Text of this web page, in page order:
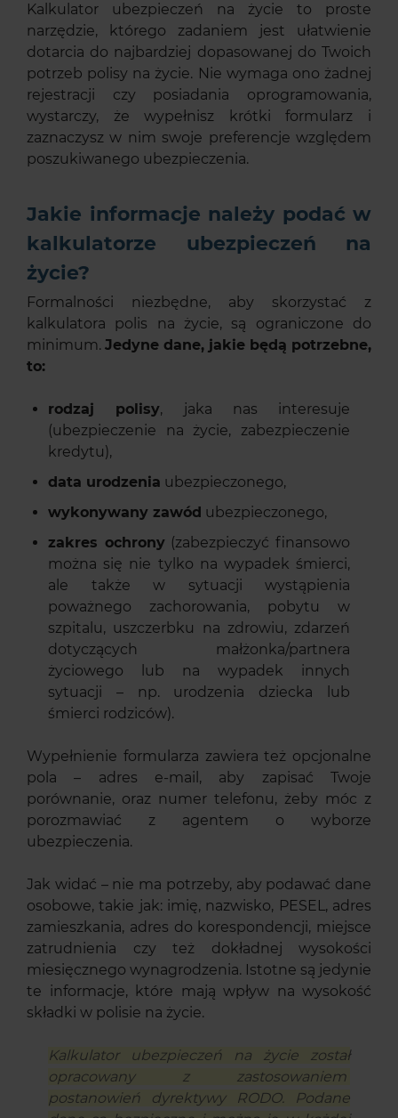
Kalkulator ubezpieczeń na życie to proste
narzędzie, którego zadaniem jest ułatwienie
dotarcia do najbardziej dopasowanej do Twoich
potrzeb polisy na życie. Nie wymaga ono żadnej
rejestracji czy posiadania oprogramowania,
wystarczy, że wypełnisz krótki formularz i
zaznaczysz w nim swoje preferencje względem
poszukiwanego ubezpieczenia.
Jakie informacje należy podać w
kalkulatorze ubezpieczeń na
życie?
Formalności niezbędne, aby skorzystać z
kalkulatora polis na życie, są ograniczone do
minimum. Jedyne dane, jakie będą potrzebne,
to:
rodzaj polisy, jaka nas interesuje
(ubezpieczenie na życie, zabezpieczenie
kredytu),
data urodzenia ubezpieczonego,
wykonywany zawód ubezpieczonego,
zakres ochrony(zabezpieczyć finansowo
można się nie tylko na wypadek śmierci,
ale także w sytuacji wystąpienia
poważnego zachorowania, pobytu w
szpitalu, uszczerbku na zdrowiu, zdarzeń
dotyczących małżonka/partnera
życiowego lub na wypadek innych
sytuacji – np. urodzenia dziecka lub
śmierci rodziców).
Wypełnienie formularza zawiera też opcjonalne
pola – adres e-mail, aby zapisać Twoje
porównanie, oraz numer telefonu, żeby móc z
porozmawiać z agentem o wyborze
ubezpieczenia.
Jak widać – nie ma potrzeby, aby podawać dane
osobowe, takie jak: imię, nazwisko, PESEL, adres
zamieszkania, adres do korespondencji, miejsce
zatrudnienia czy też dokładnej wysokości
miesięcznego wynagrodzenia. Istotne są jedynie
te informacje, które mają wpływ na wysokość
składki w polisie na życie.
Kalkulator ubezpieczeń na życie został
opracowany z zastosowaniem
postanowień dyrektywy RODO. Podane